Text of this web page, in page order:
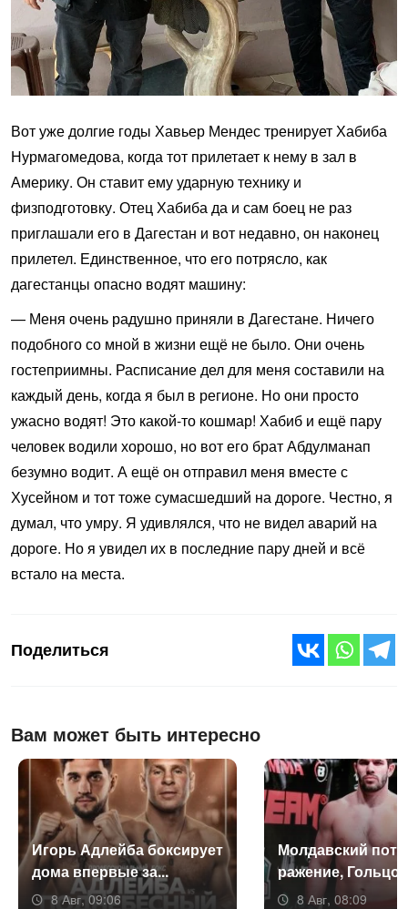
Вот уже долгие годы Хавьер Мендес тренирует Хабиба
Нурмагомедова, когда тот прилетает к нему в зал в
Америку. Он ставит ему ударную технику и
физподготовку. Отец Хабиба да и сам боец не раз
приглашали его в Дагестан и вот недавно, он наконец
прилетел. Единственное, что его потрясло, как
дагестанцы опасно водят машину:
— Меня очень радушно приняли в Дагестане. Ничего
подобного со мной в жизни ещё не было. Они очень
гостеприимны. Расписание дел для меня составили на
каждый день, когда я был в регионе. Но они просто
ужасно водят! Это какой-то кошмар! Хабиб и ещё пару
человек водили хорошо, но вот его брат Абдулманап
безумно водит. А ещё он отправил меня вместе с
Хусейном и тот тоже сумасшедший на дороге. Честно, я
думал, что умру. Я удивлялся, что не видел аварий на
дороге. Но я увидел их в последние пару дней и всё
встало на места.
Поделиться
Вам может быть интересно
Игорь Ад­лей­ба бок­си­ру­ет
до­ма впер­вые за...
8 Авг, 09:06
Мол­давс­кий
раже­ние,
8 Авг, 08:09